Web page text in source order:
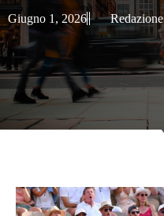
Giugno 1, 2026 Redazione